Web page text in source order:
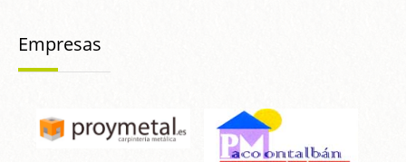
Empresas